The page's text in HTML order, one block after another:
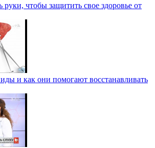
чтобы защитить свое здоровье от
и как они помогают восстанавливать